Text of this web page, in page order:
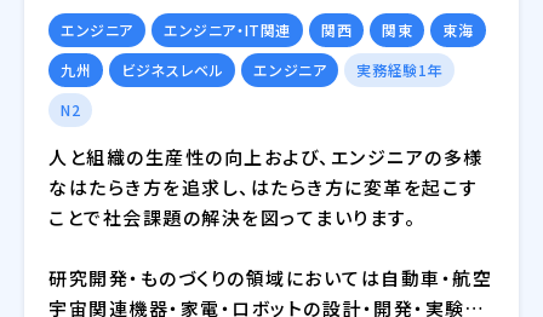
エンジニア エンジニア・IT関連 関西 関東
東海
九州
ビジネスレベル エンジニア
実務経験1年
N2
人と組織の生産性の向上および、エンジニアの多様
なはたらき方を追求し、はたらき方に変革を起こす
ことで社会課題の解決を図ってまいります。
研究開発・ものづくりの領域においては自動車・航空
宇宙関連機器・家電・ロボットの設計・開発・実験に